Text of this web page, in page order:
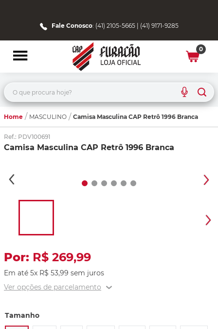
Fale Conosco: (41) 2105-5665 | (41) 9171-9285
0
O que procura hoje?
Home MASCULINO Camisa Masculina CAP Retrô 1996 Branca
Ref.: PDV100691
Camisa Masculina CAP Retrô 1996 Branca
R$ 269,99
Em até 5x R$ 53,99 sem juros
Ver opções de parcelamento
Tamanho